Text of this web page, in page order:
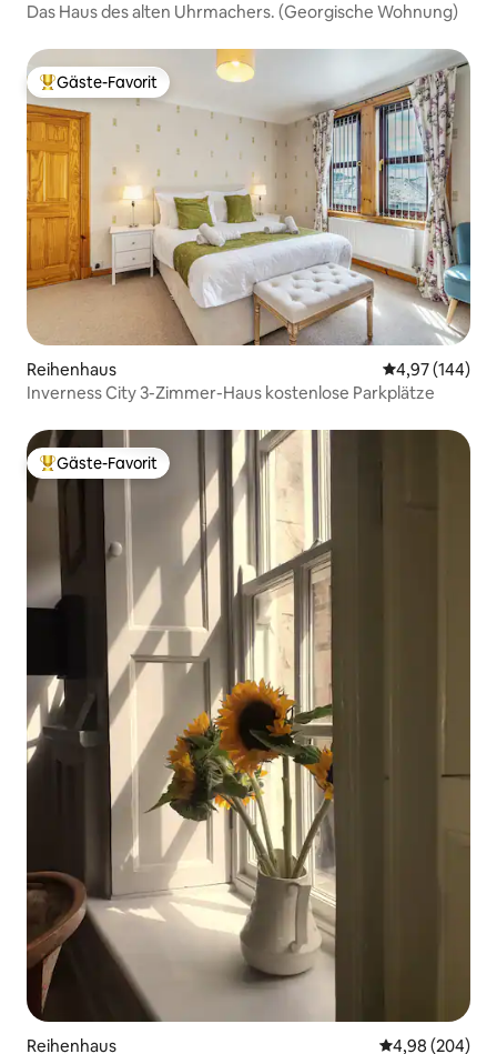
Das Haus des alten Uhrmachers. (Georgische Wohnung)
Beliebter Gäste-Favorit.
Gäste-Favorit
Reihenhaus
4,97 (144)
Inverness City 3-Zimmer-Haus kostenlose Parkplätze
Beliebter Gäste-Favorit.
Gäste-Favorit
Reihenhaus
4,98 (204)